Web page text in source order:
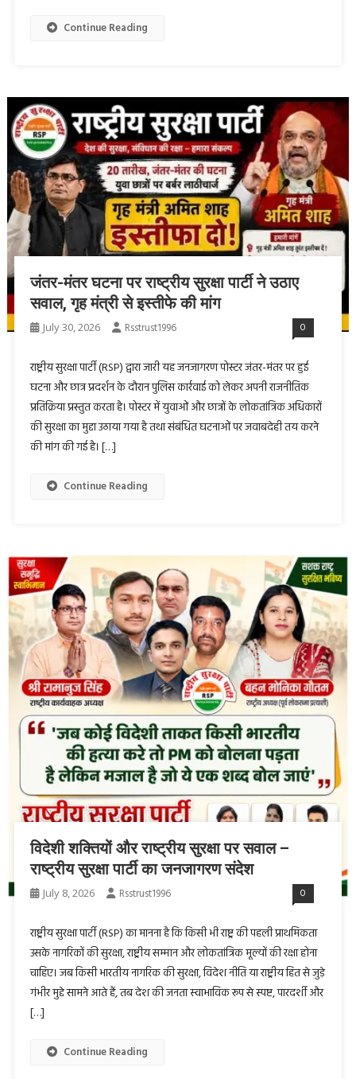
Continue Reading
जंतर-मंतर घटना पर राष्ट्रीय सुरक्षा पार्टी ने उठाए
सवाल, गृह मंत्री से इस्तीफे की मांग
July 30, 2026 Rsstrust1996 0
राष्ट्रीय सुरक्षा पार्टी (RSP) द्वारा जारी यह जनजागरण पोस्टर जंतर-मंतर पर हुई
घटना और छात्र प्रदर्शन के दौरान पुलिस कार्रवाई को लेकर अपनी राजनीतिक
प्रतिक्रिया प्रस्तुत करता है। पोस्टर में युवाओं और छात्रों के लोकतांत्रिक अधिकारों
की सुरक्षा का मुद्दा उठाया गया है तथा संबंधित घटनाओं पर जवाबदेही तय करने
की मांग की गई है। […]
Continue Reading
विदेशी शक्तियों और राष्ट्रीय सुरक्षा पर सवाल –
राष्ट्रीय सुरक्षा पार्टी का जनजागरण संदेश
July 8, 2026 Rsstrust1996 0
राष्ट्रीय सुरक्षा पार्टी (RSP) का मानना है कि किसी भी राष्ट्र की पहली प्राथमिकता
उसके नागरिकों की सुरक्षा, राष्ट्रीय सम्मान और लोकतांत्रिक मूल्यों की रक्षा होना
चाहिए। जब किसी भारतीय नागरिक की सुरक्षा, विदेश नीति या राष्ट्रीय हित से जुड़े
गंभीर मुद्दे सामने आते हैं, तब देश की जनता स्वाभाविक रूप से स्पष्ट, पारदर्शी और
[…]
Continue Reading